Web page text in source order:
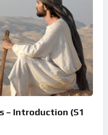
– Introduction (S1